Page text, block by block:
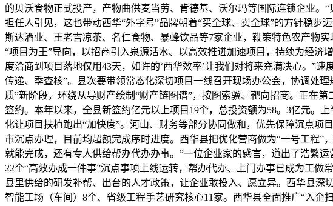
的贝沃食物正式投产，产物曲供麦当劳、肯德基、沃尔玛等国际连锁企业
担任人引见，这也带动西华“外字号”品牌朝着“买全球、卖全球”的方针稳
斯达酒业、王老吉凉茶、名仁食物、暴蜂饮品等7家企业，鞭策特色农产物
“项目为王”导向，以招商引入泉源活水、以高效推进加速项目，持续为经
度洽商到项目落地仅用43天，如许的‘西华效率’让我们对将来充满决心。”
传递、季查核”。县次要带领常态化深切项目一线召开现场办公会，协调处
质”新阶段，环绕从导财产绘制“财产链图谱”，按图索骥、靶向招商。正在
签约。本年以来，全县新签约亿元以上项目19个，总投资额为58。3亿元。
化让项目扶植跑出“加快度”。河山、财务等部分协同做和，优先保障沉点项
市沉点办理，目前均超额完成序时进度。西华县把优化营商做为“一号工程
就能完成，还有专人供给帮办代办办事。”一位企业家的感言，道出了浩繁
22个“高效办成一件事”沉点事项上线运转，帮办代办、上门办事已成为工
县里供给的研发补帮、出台的人才政策，让企业敢投入、愿立异。西华县深
智能工场（车间）8个、省级工程手艺研究核心11家。西华县全面推广“入